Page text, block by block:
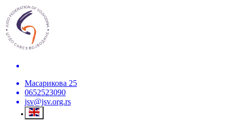
Масарикова 25
0652523090
jsv@jsv.org.rs